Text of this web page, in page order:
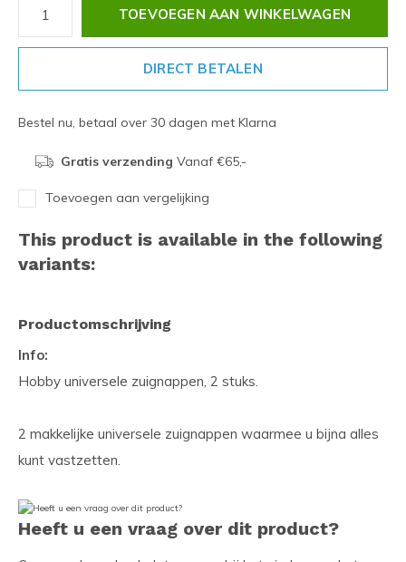
TOEVOEGEN AAN WINKELWAGEN
DIRECT BETALEN
Bestel nu, betaal over 30 dagen met Klarna
Gratis verzending Vanaf €65,-
Toevoegen aan vergelijking
This product is available in the following
variants:
Productomschrijving
Info:
Hobby universele zuignappen, 2 stuks.
2 makkelijke universele zuignappen waarmee u bijna alles
kunt vastzetten.
Heeft u een vraag over dit product?